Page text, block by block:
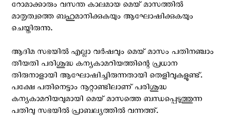
റോമാക്കാരും വസന്ത കാലമായ മെയ് മാസത്തിൽ
മാതൃത്വത്തെ ബഹുമാനിക്കുകയും ആഘോഷിക്കുകയും
ചെയ്തിരുന്നു.
ആദിമ സഭയിൽ എല്ലാ വർഷവും മെയ് മാസം പതിനഞ്ചാം
തീയതി പരിശുദ്ധ കന്യകാമറിയത്തിന്റെ പ്രധാന
തിരുനാളായി ആഘോഷിച്ചിരുന്നതായി തെളിവുകളുണ്ട്.
പക്ഷേ പതിനെട്ടാം നൂറ്റാണ്ടിലാണ് പരിശുദ്ധ
കന്യകാമറിയവുമായി മെയ് മാസത്തെ ബന്ധപ്പെടുത്തുന്ന
പതിവു സഭയിൽ പ്രാബല്യത്തിൽ വന്നത്ത്.